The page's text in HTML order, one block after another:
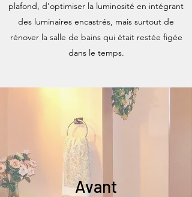
plafond, d'optimiser la luminosité en intégrant
des luminaires encastrés, mais surtout de
rénover la salle de bains qui était restée figée
dans le temps.
Avant